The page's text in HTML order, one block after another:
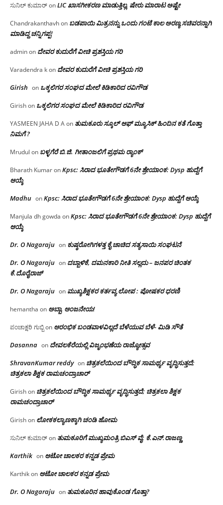
ಸುನಿಲ್ ಕುಮಾರ್onLIC ಖಾಸಗೀಕರಣ ಮಾಡುತ್ತಿಲ್ಲ, ಷೇರು ಮಾರಾಟ ಅಷ್ಟೇ
Chandrakanthavhon ಬಡಪಾಯಿ ಮಿತ್ರನನ್ನು ಒಂದು ಗಂಟೆ ಕಾಲ ಅರಣ್ಯ ಸಚಿವರನ್ನಾಗಿ
ಮಾಡಿದ್ದ ಚನ್ನಿಗಪ್ಪ!
adminon ದೇವರ ಕುದುರೆಗೆ ವೀಚಿ ಪ್ರಶಸ್ತಿಯ ಗರಿ
Varadendra kon ದೇವರ ಕುದುರೆಗೆ ವೀಚಿ ಪ್ರಶಸ್ತಿಯ ಗರಿ
Girish on ಒಕ್ಕಲಿಗರ ಸಂಘದ ಮೇಲೆ ಕಿಡಿಕಾರಿದ ರವಿಗೌಡ
Girishon ಒಕ್ಕಲಿಗರ ಸಂಘದ ಮೇಲೆ ಕಿಡಿಕಾರಿದ ರವಿಗೌಡ
YASMEEN JAHA D Aon ತುಮಕೂರು ಸ್ಕೂಲ್ ಆಫ್ ಮ್ಯೂಸಿಕ್ ಹಿಂದಿನ ಕತೆ ಗೊತ್ತಾ
ನಿಮಗೆ ?
Mrudul on ಬಳ್ಳಗೆರೆ ಬಿ.ಜಿ. ಗೀತಾಂಜಲಿಗೆ ಪ್ರಥಮ ರ‌್ಯಾಂಕ್
Bharath KumaronKpsc: ಸಿರಾದ ಭೂತೇಗೌಡಗೆ 6ನೇ ಶ್ರೇಯಾಂಕ: Dysp ಹುದ್ದೆಗೆ
ಆಯ್ಕೆ
Madhu onKpsc: ಸಿರಾದ ಭೂತೇಗೌಡಗೆ 6ನೇ ಶ್ರೇಯಾಂಕ: Dysp ಹುದ್ದೆಗೆ ಆಯ್ಕೆ
Manjula dh gowda onKpsc: ಸಿರಾದ ಭೂತೇಗೌಡಗೆ 6ನೇ ಶ್ರೇಯಾಂಕ: Dysp ಹುದ್ದೆಗೆ
ಆಯ್ಕೆ
Dr. O Nagaraju on ಕುಷ್ಠರೋಗಿಗಳತ್ತ ಕೈ ಚಾಚಿದ ಸತ್ಯಸಾಯಿ ಸಂಘಟನೆ
Dr. O Nagaraju on ದಬ್ಬಾಳಿಕೆ, ದಮನಕಾರಿ ನೀತಿ ಸಲ್ಲದು – ಜನಪರ ಚಿಂತಕ
ಕೆ.ದೊರೈರಾಜ್
Dr. O Nagaraju on ಮುಖ್ಯಶಿಕ್ಷಕರ ಕರ್ತವ್ಯ ಲೋಪ : ಪೋಷಕರ ಧರಣಿ
hemantha on ಅಬ್ಬಾ, ಆಂಜನೇಯ!
ಪಂಚಾಕ್ಷರಿ ಗುಬ್ಬಿon ಆರಂಭಿಕ ಬಂಡವಾಳವಿಲ್ಲದೆ ಬೆಳೆಯುವ ಬೆಳೆ- ಮಿಡಿ ಸೌತೆ
Dasanna on ದೇವಲಕೆರೆಯಲ್ಲಿ ವಿಜೃಂಭಣೆಯ ರಾಜ್ಯೋತ್ಸವ
ShravanKumar reddy on ಚಿತ್ರಕಲೆಯಿಂದ ಬೌದ್ಧಿಕ ಸಾಮರ್ಥ್ಯ ವೃದ್ಧಿಸುತ್ತದೆ;
ಚಿತ್ರಕಲಾ ಶಿಕ್ಷಕ ರಾಮಚಂದ್ರಾಚಾರ್
Girishon ಚಿತ್ರಕಲೆಯಿಂದ ಬೌದ್ಧಿಕ ಸಾಮರ್ಥ್ಯ ವೃದ್ಧಿಸುತ್ತದೆ; ಚಿತ್ರಕಲಾ ಶಿಕ್ಷಕ
ರಾಮಚಂದ್ರಾಚಾರ್
Girishon ಲೋಕಕಲ್ಯಾಣಕ್ಕಾಗಿ ಚಂಡಿ ಹೋಮ
ಸುನಿಲ್ ಕುಮಾರ್on ತುಮಕೂರಿಗೆ ಮುಖ್ಯಮಂತ್ರಿ ಬಿಎಸ್ ವೈ: ಕೆ.ಎನ್.ರಾಜಣ್ಣ
Karthik on ಆಟೋ ಚಾಲಕರ ಕನ್ನಡ ಪ್ರೇಮ
Karthikon ಆಟೋ ಚಾಲಕರ ಕನ್ನಡ ಪ್ರೇಮ
Dr. O Nagaraju on ತುಮಕೂರಿನ ಹಾವುಕೊಂಡ ಗೊತ್ತಾ?